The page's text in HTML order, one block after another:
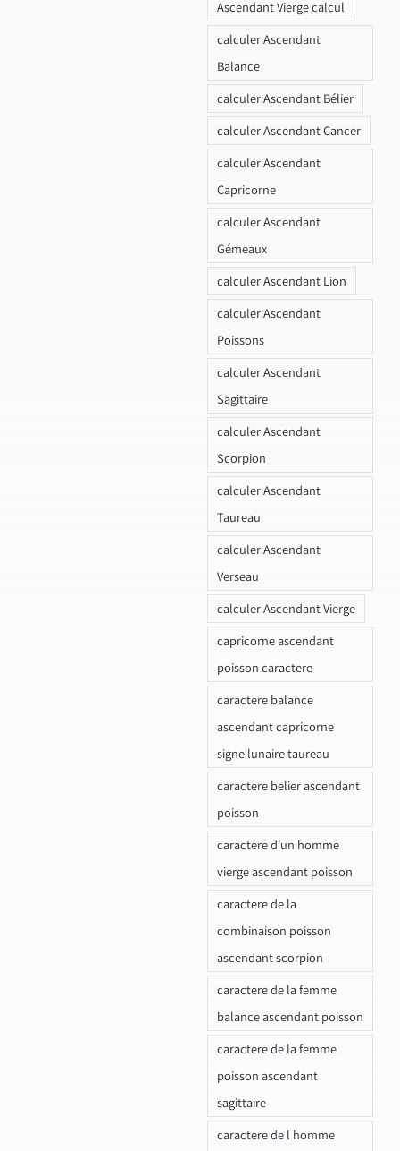
Ascendant Vierge calcul
calculer Ascendant
Balance
calculer Ascendant Bélier
calculer Ascendant Cancer
calculer Ascendant
Capricorne
calculer Ascendant
Gémeaux
calculer Ascendant Lion
calculer Ascendant
Poissons
calculer Ascendant
Sagittaire
calculer Ascendant
Scorpion
calculer Ascendant
Taureau
calculer Ascendant
Verseau
calculer Ascendant Vierge
capricorne ascendant
poisson caractere
caractere balance
ascendant capricorne
signe lunaire taureau
caractere belier ascendant
poisson
caractere d'un homme
vierge ascendant poisson
caractere de la
combinaison poisson
ascendant scorpion
caractere de la femme
balance ascendant poisson
caractere de la femme
poisson ascendant
sagittaire
caractere de l homme